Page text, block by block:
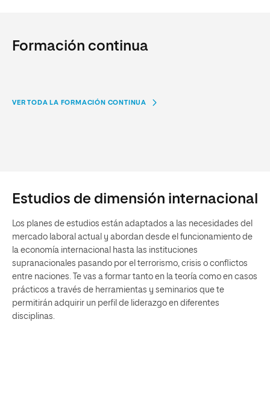
Formación continua
VER TODA LA FORMACIÓN CONTINUA
Estudios de dimensión internacional
Los planes de estudios están adaptados a las necesidades del
mercado laboral actual y abordan desde el funcionamiento de
la economía internacional hasta las instituciones
supranacionales pasando por el terrorismo, crisis o conflictos
entre naciones. Te vas a formar tanto en la teoría como en casos
prácticos a través de herramientas y seminarios que te
permitirán adquirir un perfil de liderazgo en diferentes
disciplinas.